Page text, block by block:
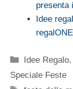
Idee
regalONE
Categorie
Idee Regalo,
Speciale Feste